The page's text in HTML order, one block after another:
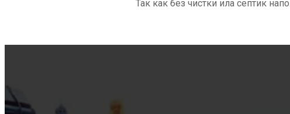
Так как без чистки ила септик